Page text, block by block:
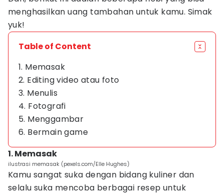
menghasilkan uang tambahan untuk kamu. Simak
yuk!
Table of Content
1. Memasak
2. Editing video atau foto
3. Menulis
4. Fotografi
5. Menggambar
6. Bermain game
1. Memasak
ilustrasi memasak (pexels.com/Elle Hughes)
Kamu sangat suka dengan bidang kuliner dan
selalu suka mencoba berbagai resep untuk